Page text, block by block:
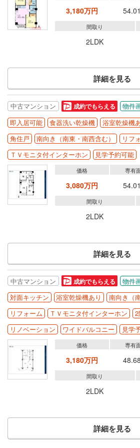
3,180万円
間取り
2LDK
詳細を見る
中古マンション 成約でもらえる 物件
即入居可能
食器洗い乾燥機 浴室乾燥機
角住戸
南向き（南東・南西含む）
リフ
ＴＶモニタ付インターホン
見学予約可能
価格
3,080万円
専有
間取り
2LDK
詳細を見る
中古マンション 成約でもらえる 物件
対面キッチン
浴室乾燥機あり
南向き（
リフォーム
ＴＶモニタ付インターホン
リノベーション
ワイドバルコニー 見学
価格
3,180万円
専有
間取り
2LDK
詳細を見る